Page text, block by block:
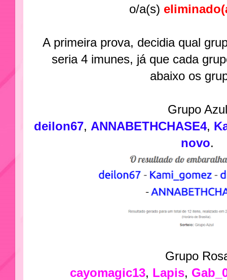
o/a(s)
A primeira prova, decidia qual
seria 4 imunes, já que cada
abaixo os
Grupo Azul
deilon67, ANNABETHCHASE4,
novo.
Grupo
cayomagic13, Lapis,